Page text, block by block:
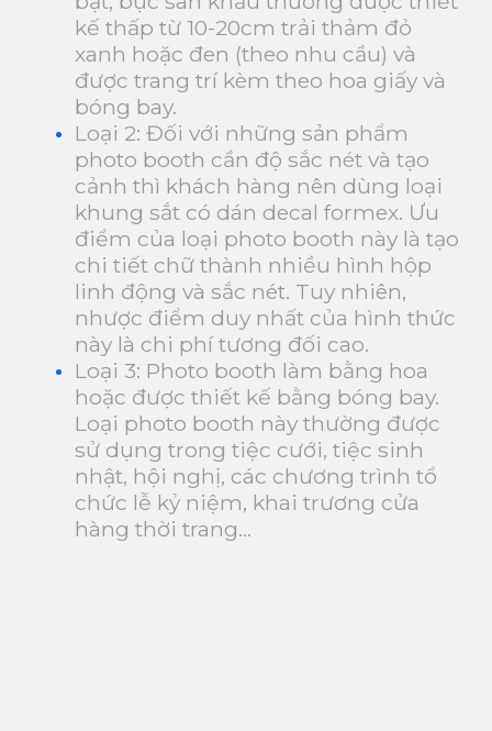
kế thấp từ 10-20cm trải thảm đỏ
xanh hoặc đen (theo nhu cầu) và
được trang trí kèm theo hoa giấy và
bóng bay.
Loại 2: Đối với những sản phẩm
photo booth cần độ sắc nét và tạo
cảnh thì khách hàng nên dùng loại
khung sắt có dán decal formex. Ưu
điểm của loại photo booth này là tạo
chi tiết chữ thành nhiều hình hộp
linh động và sắc nét. Tuy nhiên,
nhược điểm duy nhất của hình thức
này là chi phí tương đối cao.
Loại 3: Photo booth làm bằng hoa
hoặc được thiết kế bằng bóng bay.
Loại photo booth này thường được
sử dụng trong tiệc cưới, tiệc sinh
nhật, hội nghị, các chương trình tổ
chức lễ kỷ niệm, khai trương cửa
hàng thời trang…